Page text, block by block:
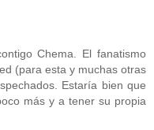
Chema. El fanatismo
(para esta y muchas otras
Estaría bien que
más y a tener su propia